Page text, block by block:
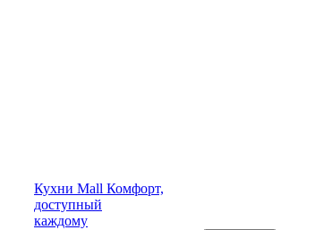
Кухни Mall Комфорт,
доступный
каждому